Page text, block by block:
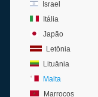
Israel
Itália
Japão
Letônia
Lituânia
Malta
Marrocos